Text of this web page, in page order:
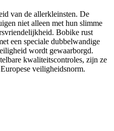
van de allerkleinsten. De
niet alleen met hun slimme
Bobike rust
een speciale dubbelwandige
wordt gewaarborgd.
kwaliteitscontroles, zijn ze
veiligheidsnorm.